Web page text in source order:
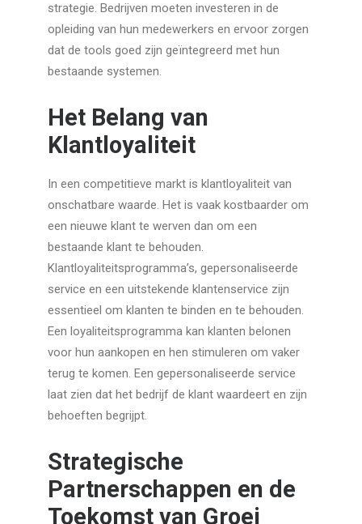
strategie. Bedrijven moeten investeren in de
opleiding van hun medewerkers en ervoor zorgen
dat de tools goed zijn geïntegreerd met hun
bestaande systemen.
Het Belang van
Klantloyaliteit
In een competitieve markt is klantloyaliteit van
onschatbare waarde. Het is vaak kostbaarder om
een nieuwe klant te werven dan om een
bestaande klant te behouden.
Klantloyaliteitsprogramma’s, gepersonaliseerde
service en een uitstekende klantenservice zijn
essentieel om klanten te binden en te behouden.
Een loyaliteitsprogramma kan klanten belonen
voor hun aankopen en hen stimuleren om vaker
terug te komen. Een gepersonaliseerde service
laat zien dat het bedrijf de klant waardeert en zijn
behoeften begrijpt.
Strategische
Partnerschappen en de
Toekomst van Groei